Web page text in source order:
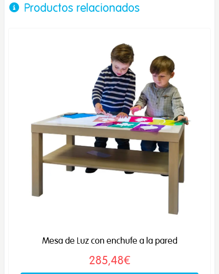
Productos relacionados
Mesa de Luz con enchufe a la pared
285,48€